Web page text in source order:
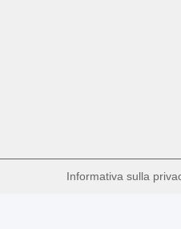
Informativa sulla